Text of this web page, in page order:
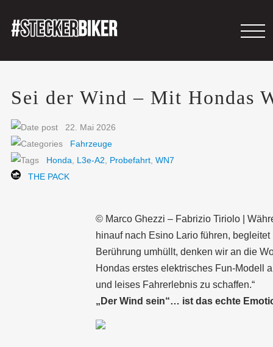
Sei der Wind – Mit Hondas
22. Mai 2026
Fahrzeuge
Honda
L3e-A2 Probefahrt WN7
THE PACK
© Marco Ghezzi – Fabrizio Tiriolo |
hinauf nach Esino Lario führen,
Berührung umhüllt, denken wir an die
Hondas erstes elektrisches Fun-Modell
und leises Fahrerlebnis zu schaffen.“
„Der Wind sein“… ist das echte